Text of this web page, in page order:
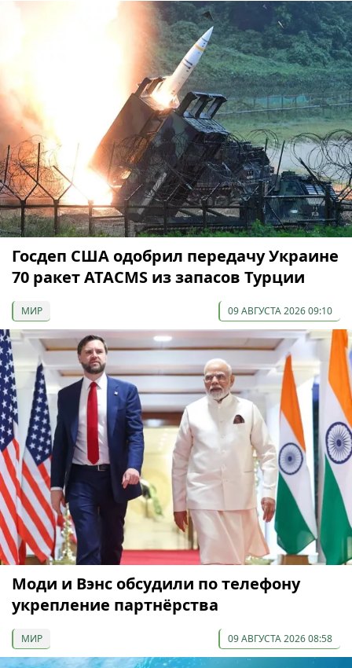
Госдеп США одобрил передачу Украине
70 ракет ATACMS из запасов Турции
МИР 09 АВГУСТА 2026 09:10
Моди и Вэнс обсудили по телефону
укрепление партнёрства
МИР 09 АВГУСТА 2026 08:58